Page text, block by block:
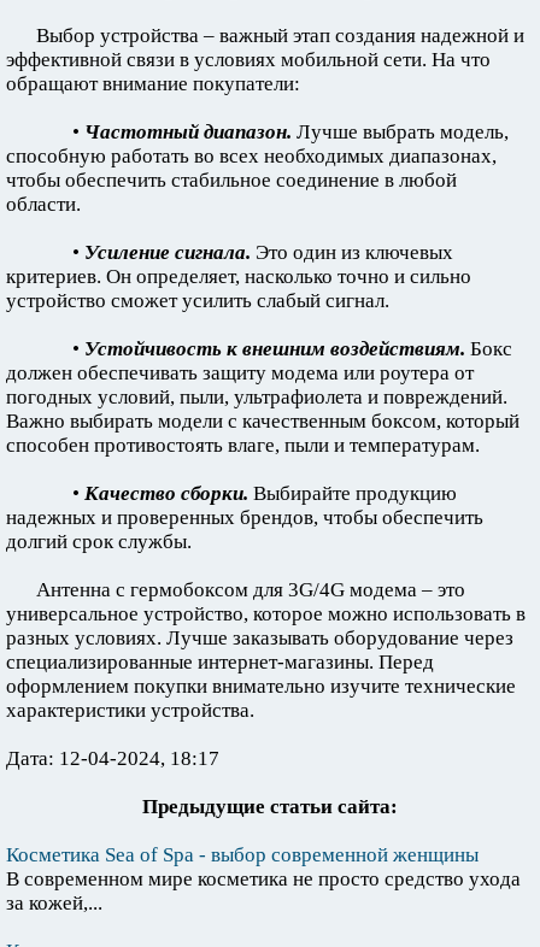
Выбор устройства – важный этап создания надежной и
эффективной связи в условиях мобильной сети. На что
обращают внимание покупатели:
• Частотный диапазон. Лучше выбрать модель,
способную работать во всех необходимых диапазонах,
чтобы обеспечить стабильное соединение в любой
области.
• Усиление сигнала. Это один из ключевых
критериев. Он определяет, насколько точно и сильно
устройство сможет усилить слабый сигнал.
• Устойчивость к внешним воздействиям. Бокс
должен обеспечивать защиту модема или роутера от
погодных условий, пыли, ультрафиолета и повреждений.
Важно выбирать модели с качественным боксом, который
способен противостоять влаге, пыли и температурам.
• Качество сборки. Выбирайте продукцию
надежных и проверенных брендов, чтобы обеспечить
долгий срок службы.
Антенна с гермобоксом для 3G/4G модема – это
универсальное устройство, которое можно использовать в
разных условиях. Лучше заказывать оборудование через
специализированные интернет-магазины. Перед
оформлением покупки внимательно изучите технические
характеристики устройства.
Дата: 12-04-2024, 18:17
Предыдущие статьи сайта:
Косметика Sea of Spa - выбор современной женщины
В современном мире косметика не просто средство ухода
за кожей,...